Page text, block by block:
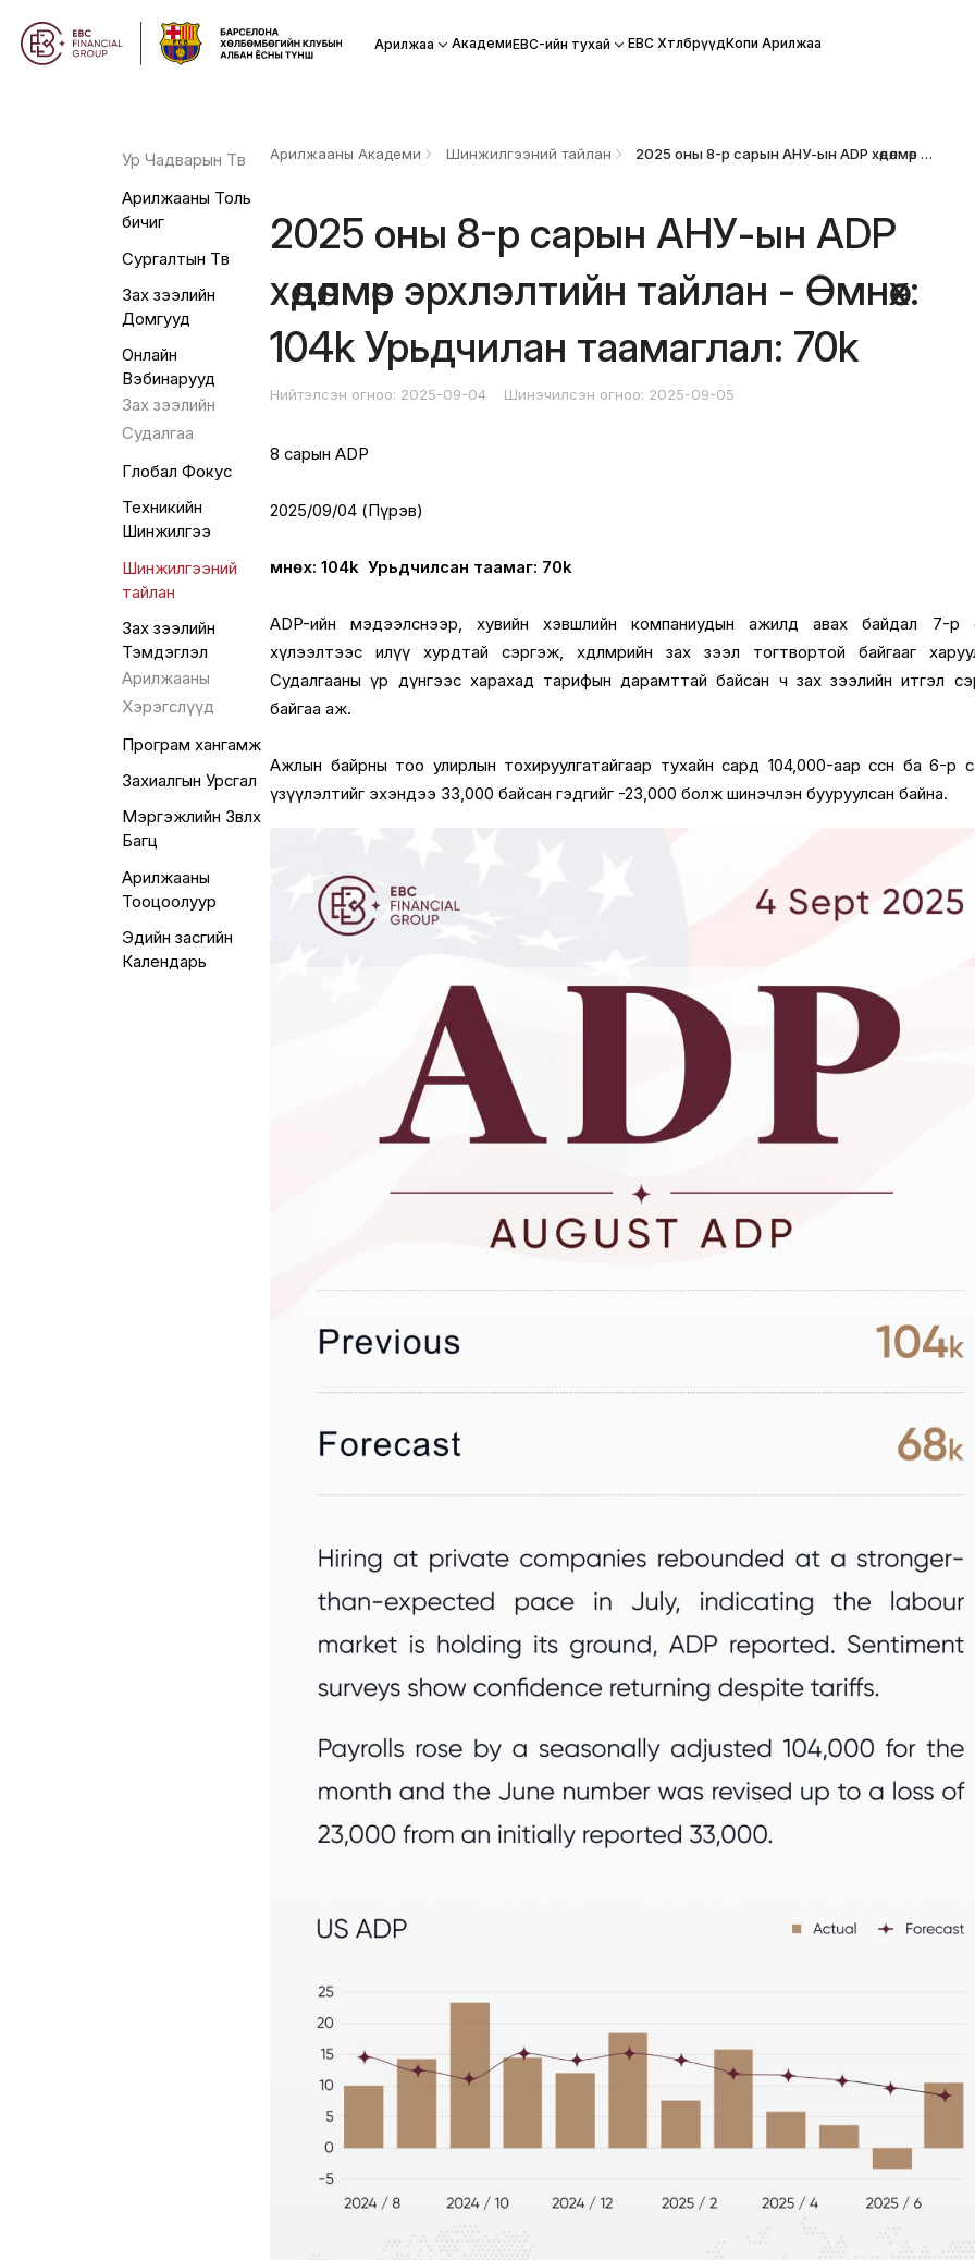
Арилжаа АкадемиEBC-ийн тухай EBC ХөтөлбөрүүдКопи Арилжаа
Ур Чадварын Төв
Арилжааны Толь
бичиг
Сургалтын Төв
Зах зээлийн
Домгууд
Онлайн
Вэбинарууд
Зах зээлийн
Судалгаа
Глобал Фокус
Техникийн
Шинжилгээ
Шинжилгээний
тайлан
Зах зээлийн
Тэмдэглэл
Арилжааны
Хэрэгслүүд
Програм хангамж
Захиалгын Урсгал
Мэргэжлийн Зөвлөх
Багц
Арилжааны
Тооцоолуур
Эдийн засгийн
Календарь
Арилжааны Академи Шинжилгээний тайлан 2025 оны 8-р сарын АНУ-ын ADP хөдөлмөр эрхлэлтийн тайлан - Өмнөх: 104k Урьдчилан таамаглал: 70k
2025 оны 8-р сарын АНУ-ын ADP
хөдөлмөр эрхлэлтийн тайлан - Өмнөх:
104k Урьдчилан таамаглал: 70k
Нийтэлсэн огноо: 2025-09-04 Шинэчилсэн огноо: 2025-09-05
8 сарын ADP
2025/09/04 (Пүрэв)
Өмнөх: 104k Урьдчилсан таамаг: 70k
ADP-ийн мэдээлснээр, хувийн хэвшлийн компаниудын ажилд авах байдал 7-р
хүлээлтээс илүү хурдтай сэргэж, хөдөлмөрийн зах зээл тогтвортой байгааг
Судалгааны үр дүнгээс харахад тарифын дарамттай байсан ч зах зээлийн итгэл
байгаа аж.
Ажлын байрны тоо улирлын тохируулгатайгаар тухайн сард 104,000-аар өссөн ба 6-р
үзүүлэлтийг эхэндээ 33,000 байсан гэдгийг -23,000 болж шинэчлэн бууруулсан байна.